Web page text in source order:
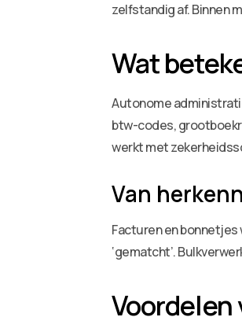
zelfstandig af. Binnen
Wat
Autonome
btw-codes,
werkt met
Van
Facturen en bonnetjes
‘gematcht’.